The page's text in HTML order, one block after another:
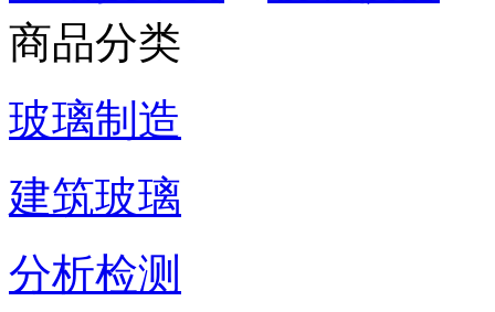
商品分类
玻璃制造
建筑玻璃
分析检测